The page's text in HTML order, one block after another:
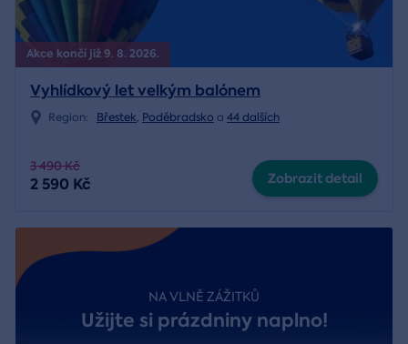
Akce končí již 9. 8. 2026.
Vyhlídkový let velkým balónem
Region: Břestek, Poděbradsko a 44 dalších
3 490 Kč
2 590 Kč Zobrazit detail
NA VLNĚ ZÁŽITKŮ
Užijte si prázdniny naplno!